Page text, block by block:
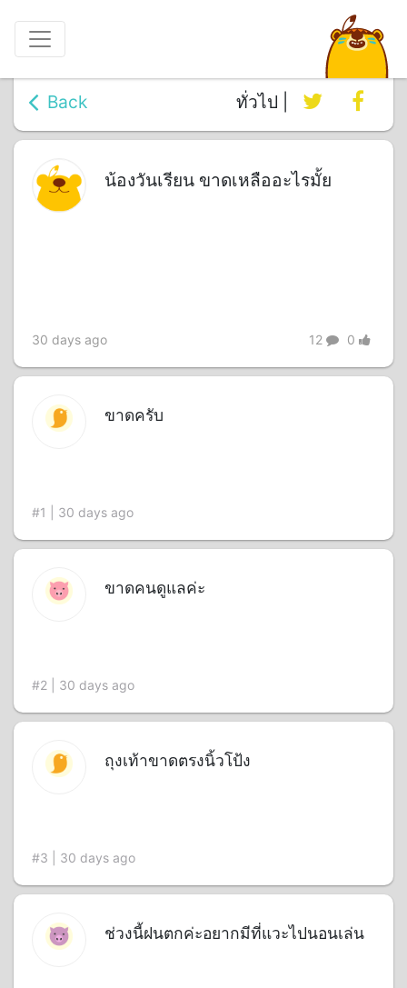
Back ทั่วไป |
น้องวันเรียน ขาดเหลืออะไรมั้ย
30 days ago 12 0
ขาดครับ
#1 | 30 days ago
ขาดคนดูแลค่ะ
#2 | 30 days ago
ถุงเท้าขาดตรงนิ้วโป้ง
#3 | 30 days ago
ช่วงนี้ฝนตกค่ะอยากมีที่แวะไปนอนเล่น